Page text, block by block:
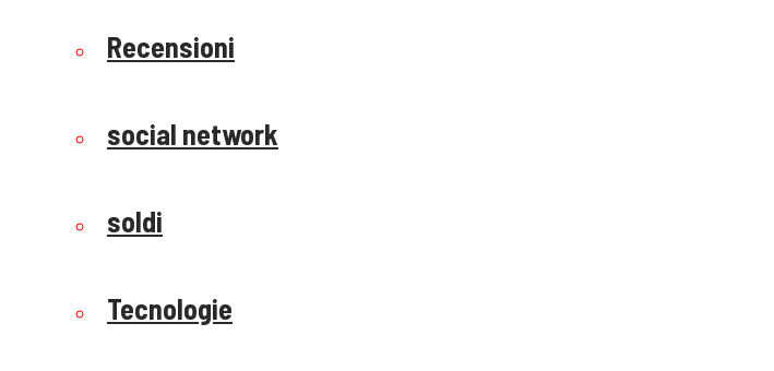
Recensioni
social network
soldi
Tecnologie